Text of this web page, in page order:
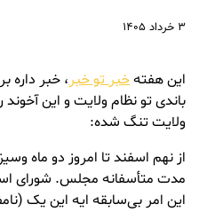
۳ خرداد ۱۴۰۵
این هفتهخبر تو خبر، خبر داره
باندی تو نظام ولایت و این
ولایت تنگ شده:
از نهم اسفند تا امروز دو ماه
مدت متأسفانه مجلس. شورای
این امر بی‌سابقه ایه این یک